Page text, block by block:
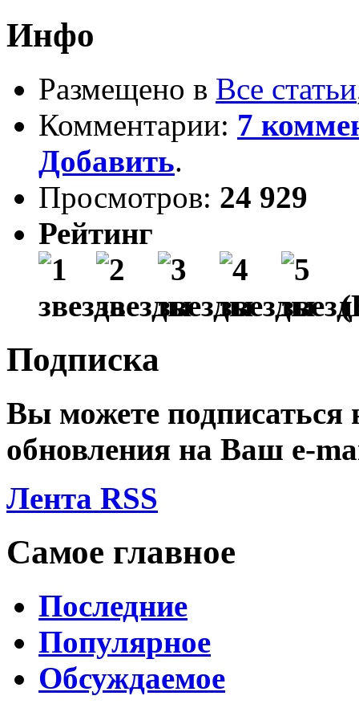
Инфо
Размещено в Все статьи
Комментарии: 7
Добавить.
Просмотров: 24 929
Рейтинг
Подписка
Вы можете подписаться
обновления на Ваш e-
Лента RSS
Самое главное
Последние
Популярное
Обсуждаемое